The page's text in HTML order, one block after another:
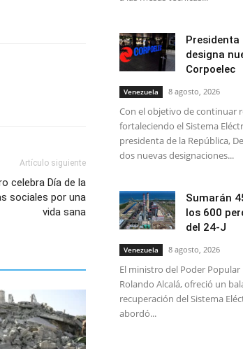
Artículo siguiente
celebra Día de la
sociales por una
vida sana
Presidenta
designa
Corpoelec
Venezuela 8 agosto, 2026
Con el objetivo de continuar
fortaleciendo el Sistema
presidenta de la República,
dos nuevas designaciones...
Sumarán
los 600
del 24-J
Venezuela 8 agosto, 2026
El ministro del Poder Popular
Rolando Alcalá, ofreció un
recuperación del Sistema
abordó...